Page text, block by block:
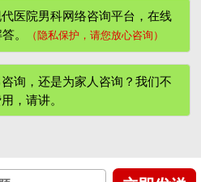
医院男科网络咨询平台，在线
。
（隐私保护，请您放心咨询）
询，还是为家人咨询？我们不
，请讲。